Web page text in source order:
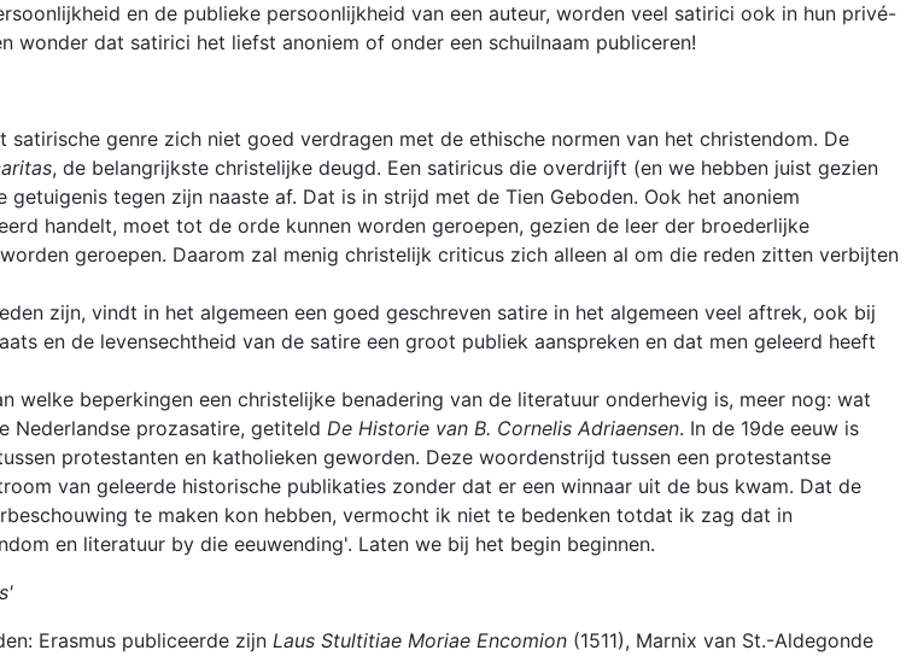
en de publieke persoonlijkheid van een auteur, worden veel satirici ook in hun privé-
dat satirici het liefst anoniem of onder een schuilnaam publiceren!
genre zich niet goed verdragen met de ethische normen van het christendom. De
, de belangrijkste christelijke deugd. Een satiricus die overdrijft (en we hebben juist gezien
tegen zijn naaste af. Dat is in strijd met de Tien Geboden. Ook het anoniem
handelt, moet tot de orde kunnen worden geroepen, gezien de leer der broederlijke
geroepen. Daarom zal menig christelijk criticus zich alleen al om die reden zitten verbijten
zijn, vindt in het algemeen een goed geschreven satire in het algemeen veel aftrek, ook bij
en de levensechtheid van de satire een groot publiek aanspreken en dat men geleerd heeft
welke beperkingen een christelijke benadering van de literatuur onderhevig is, meer nog: wat
Nederlandse prozasatire, getiteld De Historie van B. Cornelis Adriaensen. In de 19de eeuw is
protestanten en katholieken geworden. Deze woordenstrijd tussen een protestantse
van geleerde historische publikaties zonder dat er een winnaar uit de bus kwam. Dat de
te maken kon hebben, vermocht ik niet te bedenken totdat ik zag dat in
en literatuur by die eeuwending'. Laten we bij het begin beginnen.
Erasmus publiceerde zijn Laus Stultitiae Moriae Encomion (1511), Marnix van St.-Aldegonde